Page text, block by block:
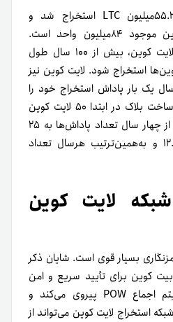
در ژانویه۲۰۲۱، حدود ۵۵.۲۴۵میلیون LTC استخراج شد و
درحال‌حاضر، کل لایت کوین موجود ۸۴میلیون واحد است.
بر‌اساس پیش‌بینی شرکت لایت کوین، بیش از ۱۰۰ سال طول
استخراج شود‌. لایت کوین نیز
یک بار پاداش استخراج خود را
نصف می‌کند؛ یعنی به‌ازای ساخت بلاک در ابتدا ۵۰ لایت کوین
پاداش داده می‌شد که بعد از چهار سال تعداد پاداش‌ها به ۲۵
لایت کوین و سپس به ۱۲.۵ و به‌همین‌ترتیب هر‌سال تعداد
لایت کوین
بسیار قوی است‌. شایان ذکر
کوین برای تأیید سریع و امن
تراکنش‌های خود از الگوریتم اجماع POW پیروی می‌کند و
استخراج لایت کوین می‌تواند از